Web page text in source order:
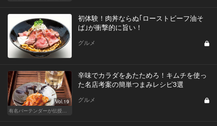
初体験！肉丼ならぬ｢ローストビーフ油そ
ば｣が衝撃的に旨い！
グルメ
Vol.19
辛味でカラダをあたためろ！キムチを使っ
た名店考案の簡単つまみレシピ3選
グルメ